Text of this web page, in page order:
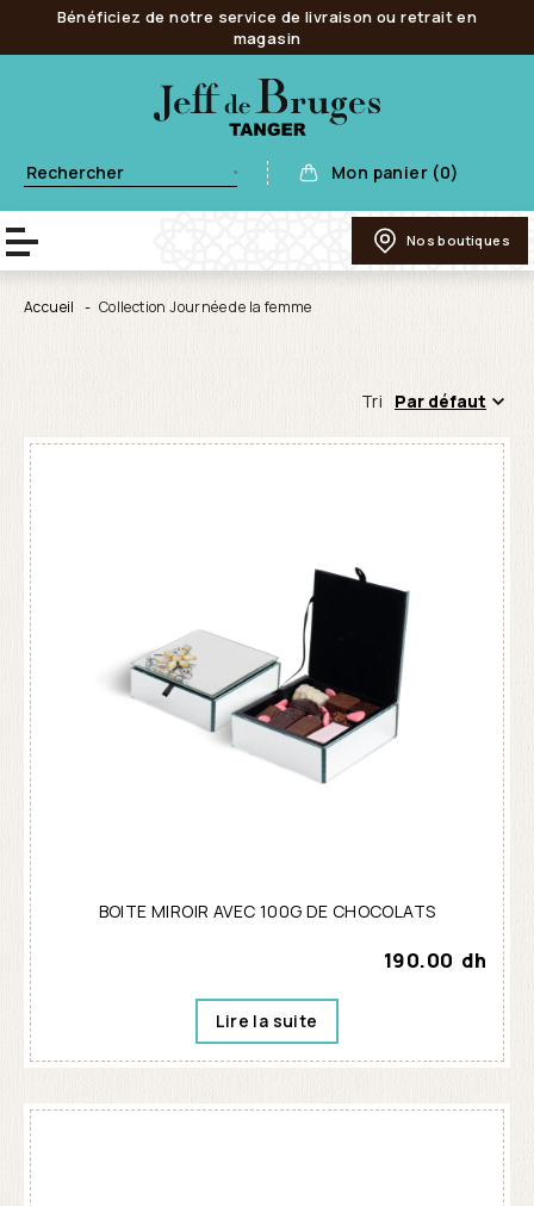
Bénéficiez de notre service de livraison ou retrait en
magasin
Mon panier (0)
Nos boutiques
Accueil Collection Journée de la femme
Tri Par défaut
BOITE MIROIR AVEC 100G DE CHOCOLATS
190.00 dh
Lire la suite